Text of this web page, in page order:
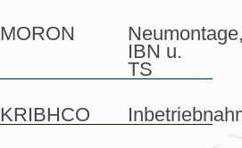
MORON
IBN u.
TS
KRIBHCO